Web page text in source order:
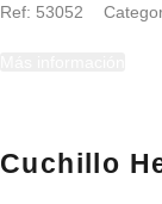
Ref: 53052
Cuchillo